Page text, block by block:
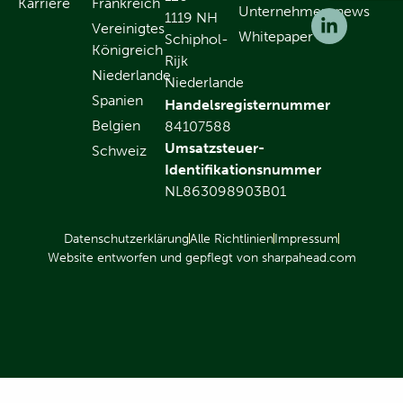
Vereinigtes
Königreich
Niederlande
Spanien
Belgien
Schweiz
1119 NH
Schiphol-
Rijk
Niederlande
Handelsregisternummer
84107588
Umsatzsteuer-
Identifikationsnummer
NL863098903B01
Unternehmensnews
Whitepaper
DatenschutzerklärungAlle RichtlinienImpressum
Website entworfen und gepflegt von sharpahead.com